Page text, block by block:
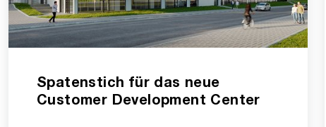
Spatenstich für das neue
Customer Development Center